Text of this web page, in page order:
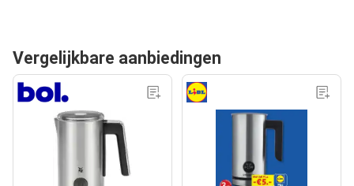
Vergelijkbare aanbiedingen